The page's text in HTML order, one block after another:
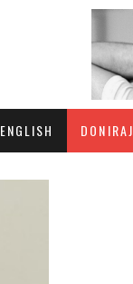
DONIRAJ
ENGLISH